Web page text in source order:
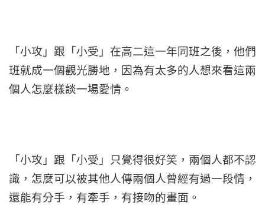
「小攻」跟「小受」在高二這一年同班之後，他們
班就成一個觀光勝地，因為有太多的人想來看這兩
個人怎麼樣談一場愛情。
「小攻」跟「小受」只覺得很好笑，兩個人都不認
識，怎麼可以被其他人傳兩個人曾經有過一段情，
還能有分手，有牽手，有接吻的畫面。